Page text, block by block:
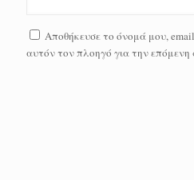
Αποθήκευσε το όνομά μου,
αυτόν τον πλοηγό για την